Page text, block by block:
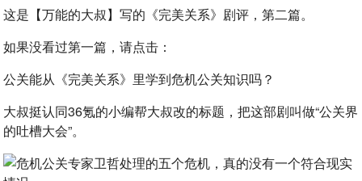
这是【万能的大叔】写的《完美关系》剧评，第二篇。
如果没看过第一篇，请点击：
公关能从《完美关系》里学到危机公关知识吗？
大叔挺认同36氪的小编帮大叔改的标题，把这部剧叫做“公关界
的吐槽大会”。